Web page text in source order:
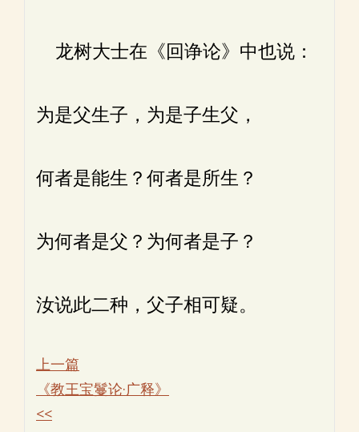
龙树大士在《回诤论》中也说：
为是父生子，为是子生父，
何者是能生？何者是所生？
为何者是父？为何者是子？
汝说此二种，父子相可疑。
上一篇
《教王宝鬘论·广释》
<<